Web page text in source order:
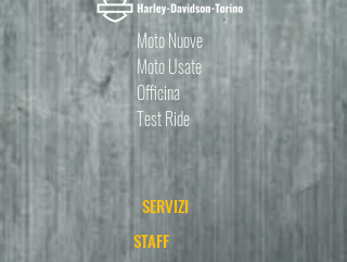
Moto Nuove
Moto Usate
Officina
Test Ride
SERVIZI
STAFF